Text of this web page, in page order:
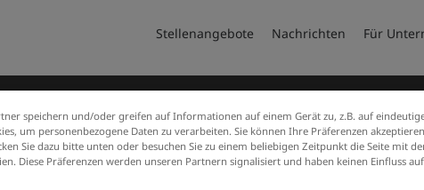
Stellenangebote Nachrichten Für
speichern und/oder greifen auf Informationen auf einem Gerät zu, z.B. auf
um personenbezogene Daten zu verarbeiten. Sie können Ihre Präferenzen akzeptieren
Sie dazu bitte unten oder besuchen Sie zu einem beliebigen Zeitpunkt die Seite mit
Diese Präferenzen werden unseren Partnern signalisiert und haben keinen Einfluss auf